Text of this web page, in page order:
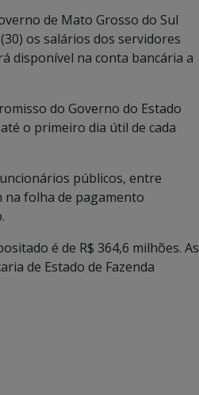
de Mato Grosso do Sul
os salários dos servidores
disponível na conta bancária a
do Governo do Estado
o primeiro dia útil de cada
públicos, entre
folha de pagamento
é de R$ 364,6 milhões. As
de Estado de Fazenda